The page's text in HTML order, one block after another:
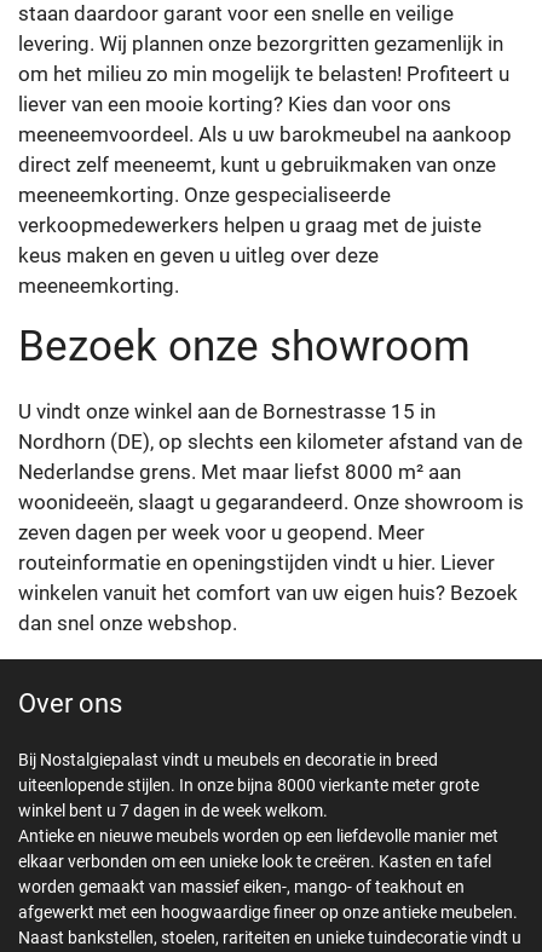
staan daardoor garant voor een snelle en veilige
levering. Wij plannen onze bezorgritten gezamenlijk in
om het milieu zo min mogelijk te belasten! Profiteert u
liever van een mooie korting? Kies dan voor ons
meeneemvoordeel. Als u uw barokmeubel na aankoop
direct zelf meeneemt, kunt u gebruikmaken van onze
meeneemkorting. Onze gespecialiseerde
verkoopmedewerkers helpen u graag met de juiste
keus maken en geven u uitleg over deze
meeneemkorting.
Bezoek onze showroom
U vindt onze winkel aan de Bornestrasse 15 in
Nordhorn (DE), op slechts een kilometer afstand van de
Nederlandse grens. Met maar liefst 8000 m² aan
woonideeën, slaagt u gegarandeerd. Onze showroom is
zeven dagen per week voor u geopend. Meer
routeinformatie en openingstijden vindt u hier. Liever
winkelen vanuit het comfort van uw eigen huis? Bezoek
dan snel onze webshop.
Over ons
Bij Nostalgiepalast vindt u meubels en decoratie in breed
uiteenlopende stijlen. In onze bijna 8000 vierkante meter grote
winkel bent u 7 dagen in de week welkom.
Antieke en nieuwe meubels worden op een liefdevolle manier met
elkaar verbonden om een unieke look te creëren. Kasten en tafel
worden gemaakt van massief eiken-, mango- of teakhout en
afgewerkt met een hoogwaardige fineer op onze antieke meubelen.
Naast bankstellen, stoelen, rariteiten en unieke tuindecoratie vindt u